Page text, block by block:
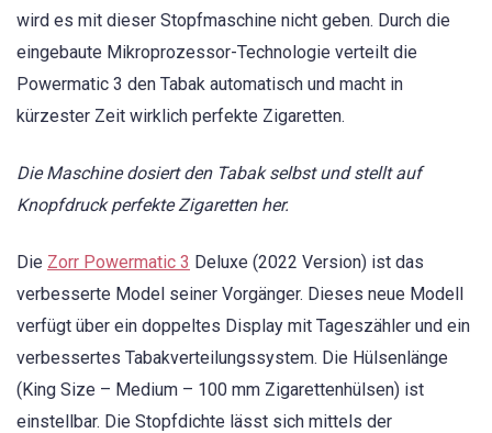
wird es mit dieser Stopfmaschine nicht geben. Durch die
eingebaute Mikroprozessor-Technologie verteilt die
Powermatic 3 den Tabak automatisch und macht in
kürzester Zeit wirklich perfekte Zigaretten.
Die Maschine dosiert den Tabak selbst und stellt auf
Knopfdruck perfekte Zigaretten her.
Die Zorr Powermatic 3 Deluxe (2022 Version) ist das
verbesserte Model seiner Vorgänger. Dieses neue Modell
verfügt über ein doppeltes Display mit Tageszähler und ein
verbessertes Tabakverteilungssystem. Die Hülsenlänge
(King Size – Medium – 100 mm Zigarettenhülsen) ist
einstellbar. Die Stopfdichte lässt sich mittels der